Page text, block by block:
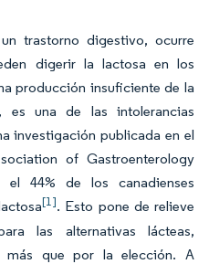
trastorno digestivo, ocurre
digerir la lactosa en los
producción insuficiente de la
es una de las intolerancias
investigación publicada en el
of Gastroenterology
44% de los canadienses
[1]. Esto pone de relieve
las alternativas lácteas,
más que por la elección. A